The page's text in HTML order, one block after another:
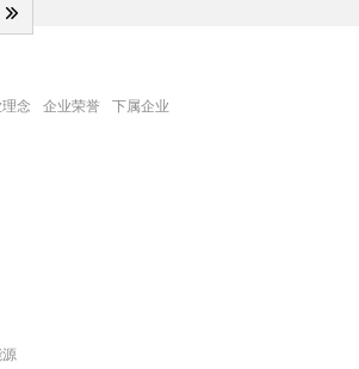
念 企业荣誉 下属企业
源